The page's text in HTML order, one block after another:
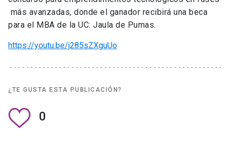
más avanzadas, donde el ganador recibirá una beca
para el MBA de la UC: Jaula de Pumas.
https://youtu.be/j285sZXguUo
¿TE GUSTA ESTA PUBLICACIÓN?
0